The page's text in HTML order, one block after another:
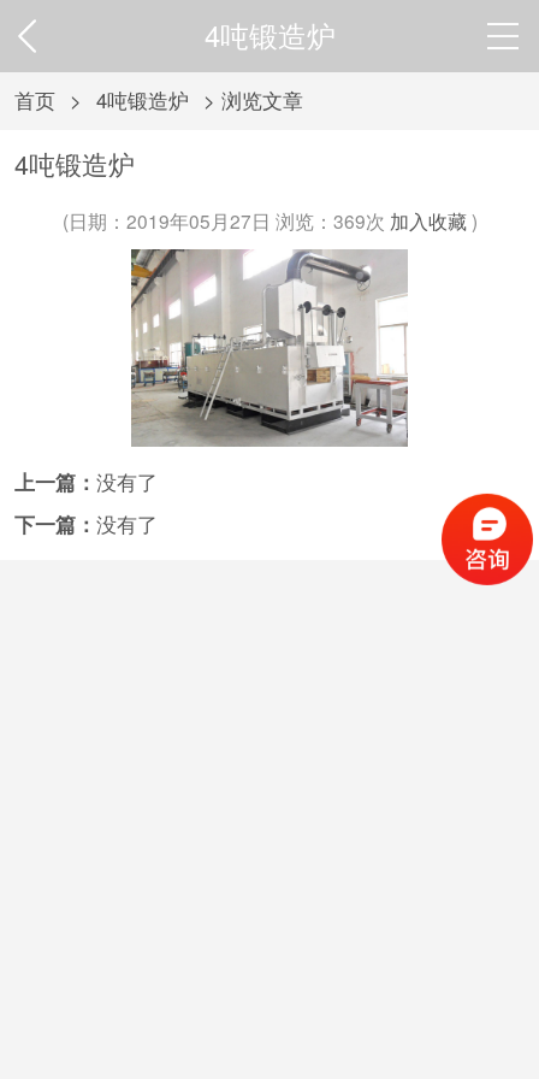
4吨锻造炉
首页 > 4吨锻造炉 > 浏览文章
4吨锻造炉
(日期：2019年05月27日 浏览： 369次 加入收藏)
上一篇： 没有了
下一篇： 没有了